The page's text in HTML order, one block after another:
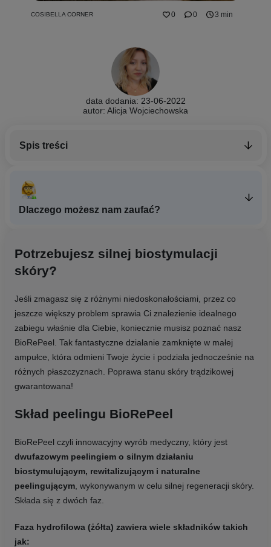
COSIBELLA CORNER 0 0 3 min
data dodania: 23-06-2022
autor: Alicja Wojciechowska
Spis treści
Potrzebujesz silnej biostymulacji
skóry?
Jeśli zmagasz się z różnymi niedoskonałościami, przez co
jeszcze większy problem sprawia Ci znalezienie idealnego
zabiegu właśnie dla Ciebie, koniecznie musisz poznać nasz
BioRePeel. Tak fantastyczne działanie zamknięte w małej
ampułce, która odmieni Twoje życie i podziała jednocześnie na
różnych płaszczyznach. Poprawa stanu skóry trądzikowej
gwarantowana!
Skład peelingu BioRePeel
BioRePeel czyli innowacyjny wyrób medyczny, który jest
dwufazowym peelingiem o silnym działaniu
biostymulującym, rewitalizującym i naturalne
peelingującym, wykonywanym w celu silnej regeneracji skóry.
Składa się z dwóch faz.
Faza hydrofilowa (żółta) zawiera wiele składników takich
jak:
Dlaczego możesz nam zaufać?